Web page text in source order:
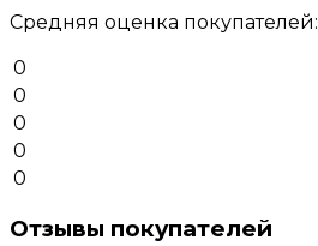
Средняя оценка покупателей:
0
0
0
0
0
Отзывы покупателей